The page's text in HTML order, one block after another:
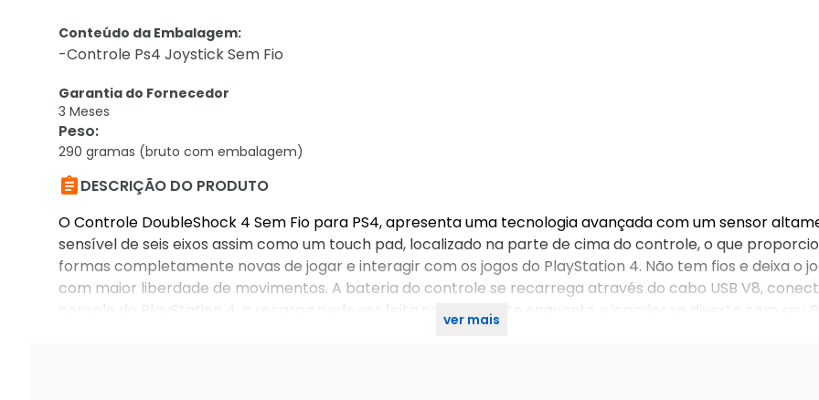
Conteúdo da Embalagem:
-Controle Ps4 Joystick Sem Fio
Garantia do Fornecedor
3 Meses
Peso:
290 gramas (bruto com embalagem)
DESCRIÇÃO DO PRODUTO
O Controle DoubleShock 4 Sem Fio para PS4, apresenta uma tecnologia avançada com um sensor
sensível de seis eixos assim como um touch pad, localizado na parte de cima do controle, o que
formas completamente novas de jogar e interagir com os jogos do PlayStation 4. Não tem fios e deixa o
com maior liberdade de movimentos. A bateria do controle se recarrega através do cabo USB V8,
console do PlayStation 4, a recarga pode ser feita normalmente enquanto o jogador se diverte com seu
ver mais